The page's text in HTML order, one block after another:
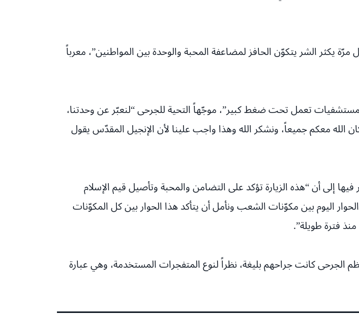
يكثر الشر يتكوّن الحافز لمضاعفة المحبة والوحدة بين المواطنين”، معرباً
تعمل تحت ضغط كبير”، موجّهاً التحية للجرحى “لنعبّر عن وحدتنا،
الله معكم جميعاً، ونشكر الله وهذا واجب علينا لأن الإنجيل المقدّس يقول
إلى أن “هذه الزيارة تؤكد على التضامن والمحبة وتأصيل قيم الإسلام
اليوم بين مكوّنات الشعب ونأمل أن يتأكد هذا الحوار بين كل المكوّنات
فترة طويلة”.
كانت جراحهم بليغة، نظراً لنوع المتفجرات المستخدمة، وهي عبارة